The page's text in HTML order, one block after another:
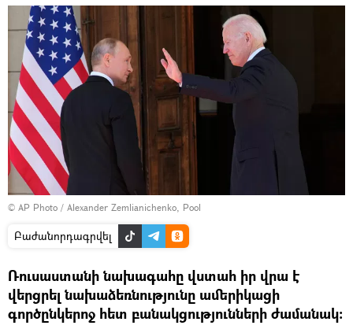
© AP Photo / Alexander Zemlianichenko, Pool
Բաժանորդագրվել
Ռուսաստանի նախագահը վստահ իր վրա է
վերցրել նախաձեռնությունը ամերիկացի
գործընկերոջ հետ բանակցությունների ժամանակ։